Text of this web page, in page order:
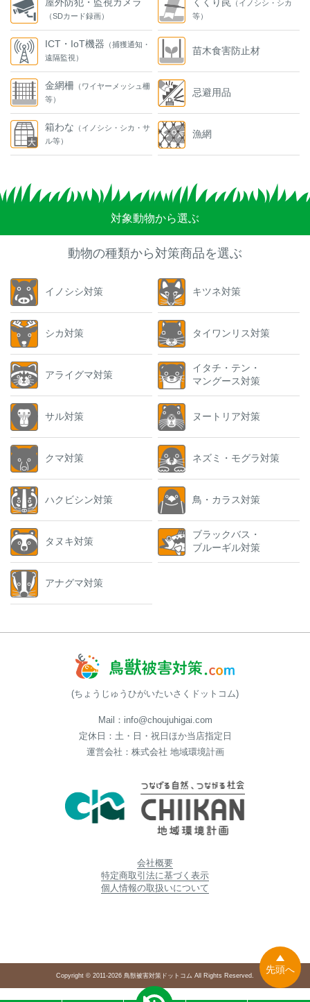
屋外防犯・監視カメラ
（SDカード録画）
ICT・IoT機器 （捕獲通知・
遠隔監視）
金網柵 （ワイヤーメッシュ柵
等）
箱わな （イノシシ・シカ・サ
ル等）
くくり罠 （イノシシ・シカ
等）
苗木食害防止材
忌避用品
漁網
対象動物から選ぶ
動物の種類から対策商品を選ぶ
イノシシ対策
シカ対策
アライグマ対策
サル対策
クマ対策
ハクビシン対策
タヌキ対策
アナグマ対策
キツネ対策
タイワンリス対策
イタチ・テン・
マングース対策
ヌートリア対策
ネズミ・モグラ対策
鳥・カラス対策
ブラックバス・
ブルーギル対策
(ちょうじゅうひがいたいさくドットコム)
Mail：info@choujuhigai.com
定休日：土・日・祝日ほか当店指定日
運営会社：株式会社 地域環境計画
会社概要
特定商取引法に基づく表示
個人情報の取扱いについて
Copyright © 2011-2026 鳥獣被害対策ドットコム All Rights Reserved.
先頭へ